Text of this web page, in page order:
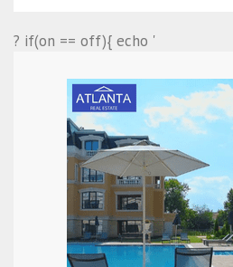
? if(on == off){ echo '